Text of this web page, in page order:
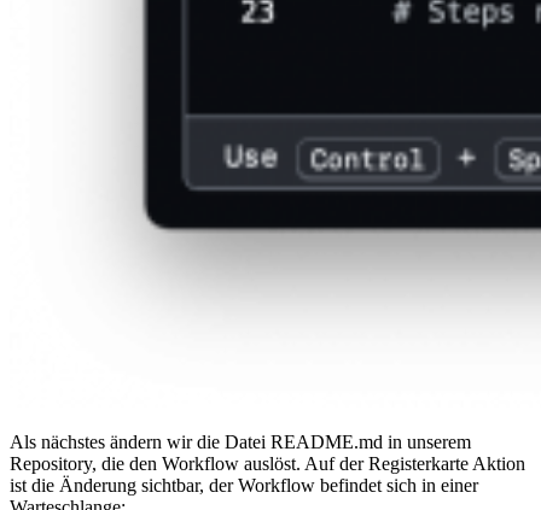
Als nächstes ändern wir die Datei README.md in unserem
Repository, die den Workflow auslöst. Auf der Registerkarte Aktion
ist die Änderung sichtbar, der Workflow befindet sich in einer